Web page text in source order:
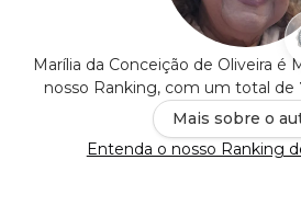
Marília da Conceição de Oliveira é
nosso Ranking, com um total de
Mais sobre o
Entenda o nosso Ranking